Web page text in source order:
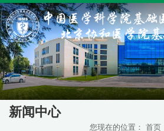
新闻中心
您现在的位置： 首页